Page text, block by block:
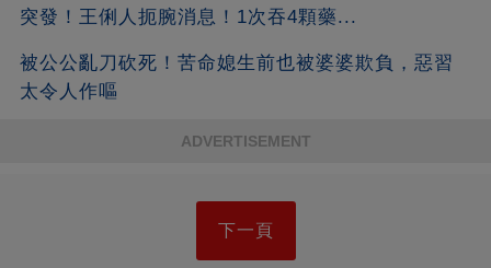
突發！王俐人扼腕消息！1次吞4顆藥...
被公公亂刀砍死！苦命媳生前也被婆婆欺負，惡習
太令人作嘔
ADVERTISEMENT
下一頁